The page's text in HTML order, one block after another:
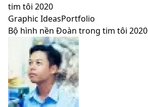
skin
tim tôi 2020
Graphic IdeasPortfolio
Bộ hình nền Đoàn trong tim tôi 2020